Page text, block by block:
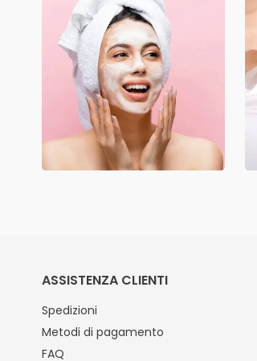
ASSISTENZA CLIENTI
Spedizioni
Metodi di pagamento
FAQ